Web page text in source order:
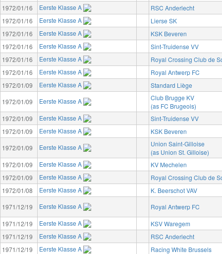
1972/01/16
Eerste Klasse A
RSC Anderlecht
1972/01/16
Eerste Klasse A
Lierse SK
1972/01/16
Eerste Klasse A
KSK Beveren
1972/01/16
Eerste Klasse A
Sint-Truidense VV
1972/01/16
Eerste Klasse A
Royal Crossing Club de
1972/01/16
Eerste Klasse A
Royal Antwerp FC
1972/01/09
Eerste Klasse A
Standard Liège
1972/01/09
Eerste Klasse A
Club Brugge KV
(as FC Brugeois)
1972/01/09
Eerste Klasse A
Sint-Truidense VV
1972/01/09
Eerste Klasse A
KSK Beveren
1972/01/09
Eerste Klasse A
Union Saint-Gilloise
(as Union St. Gilloise)
1972/01/09
Eerste Klasse A
KV Mechelen
1972/01/09
Eerste Klasse A
Royal Crossing Club de
1972/01/08
Eerste Klasse A
K. Beerschot VAV
1971/12/19
Eerste Klasse A
Royal Antwerp FC
1971/12/19
Eerste Klasse A
KSV Waregem
1971/12/19
Eerste Klasse A
RSC Anderlecht
1971/12/19
Eerste Klasse A
Racing White Brussels